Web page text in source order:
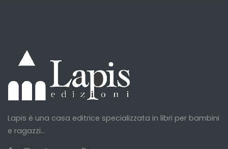
Lapis è una casa editrice specializzata in libri per bambini
e ragazzi...